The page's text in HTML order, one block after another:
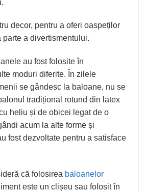
decor, pentru a oferi oaspeților
parte a divertismentului.
au fost folosite în
moduri diferite. În zilele
se gândesc la baloane, nu se
tradițional rotund din latex
heliu și de obicei legat de o
acum la alte forme și
fost dezvoltate pentru a satisface
că folosirea baloanelor
este un clișeu sau folosit în